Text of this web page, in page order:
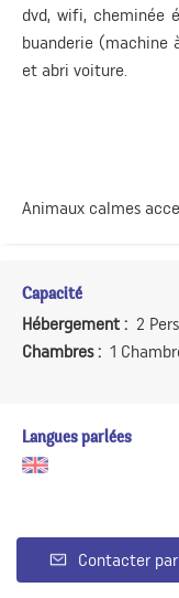
dvd, wifi, cheminée
buanderie (machine
et abri voiture.
Animaux calmes
Capacité
Hébergement : 2
Chambres : 1
Langues parlées
Contacter